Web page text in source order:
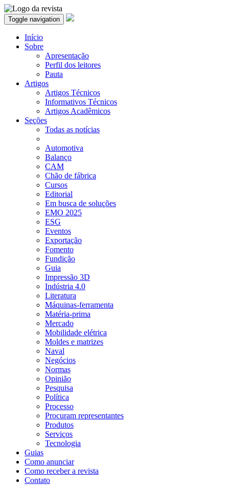
Toggle navigation
Início
Sobre
Apresentação
Perfil dos leitores
Pauta
Artigos
Artigos Técnicos
Informativos Técnicos
Artigos Acadêmicos
Seções
Todas as notícias
Automotiva
Balanço
CAM
Chão de fábrica
Cursos
Editorial
Em busca de soluções
EMO 2025
ESG
Eventos
Exportação
Fomento
Fundição
Guia
Impressão 3D
Indústria 4.0
Literatura
Máquinas-ferramenta
Matéria-prima
Mercado
Mobilidade elétrica
Moldes e matrizes
Naval
Negócios
Normas
Opinião
Pesquisa
Política
Processo
Procuram representantes
Produtos
Serviços
Tecnologia
Guias
Como anunciar
Como receber a revista
Contato